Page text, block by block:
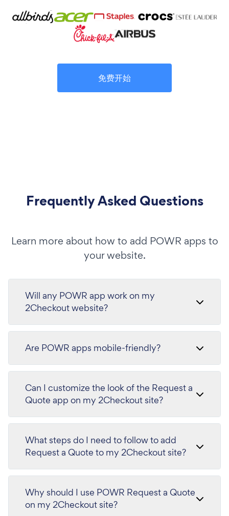
免费开始
Frequently Asked Questions
Learn more about how to add POWR apps to
your website.
Will any POWR app work on my
2Checkout website?
Are POWR apps mobile-friendly?
Can I customize the look of the Request a
Quote app on my 2Checkout site?
What steps do I need to follow to add
Request a Quote to my 2Checkout site?
Why should I use POWR Request a Quote
on my 2Checkout site?